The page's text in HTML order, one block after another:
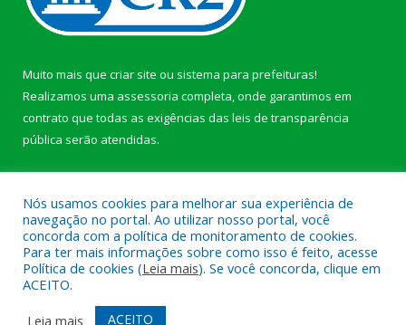
Muito mais que criar site ou sistema para prefeituras!
Realizamos uma assessoria completa, onde garantimos em
contrato que todas as exigências das leis de transparência
pública serão atendidas.
Todos os direitos reservados a Prefeitura Municipal de Afuá.
Mapa do Site Acessar Área Administrativa
Nós usamos cookies para melhorar sua experiência de
navegação no portal. Ao utilizar nosso portal, você
concorda com a política de monitoramento de cookies.
Para ter mais informações sobre como isso é feito, acesse
Política de cookies (Leia mais). Se você concorda, clique em
ACEITO.
Leia mais
ACEITO